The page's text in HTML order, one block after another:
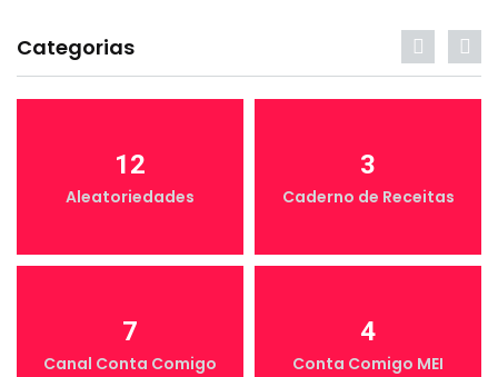
Categorias
12
Aleatoriedades
3
Caderno de Receitas
7
Canal Conta Comigo
4
Conta Comigo MEI